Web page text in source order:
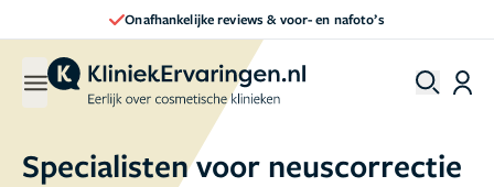
Direct een afspraak maken
Specialisten voor neuscorrectie